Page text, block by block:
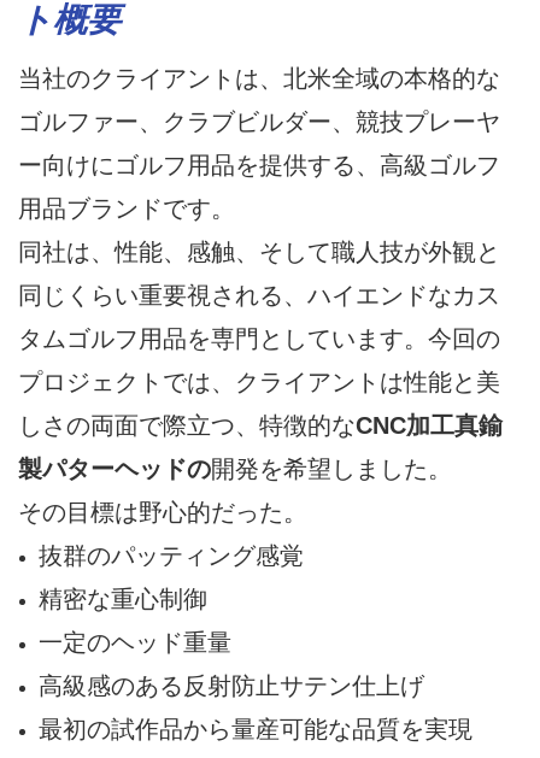
ト概要
当社のクライアントは、北米全域の本格的な
ゴルファー、クラブビルダー、競技プレーヤ
ー向けにゴルフ用品を提供する、高級ゴルフ
用品ブランドです。
同社は、性能、感触、そして職人技が外観と
同じくらい重要視される、ハイエンドなカス
タムゴルフ用品を専門としています。今回の
プロジェクトでは、クライアントは性能と美
しさの両面で際立つ、特徴的なCNC加工真鍮
製パターヘッドの開発を希望しました。
その目標は野心的だった。
抜群のパッティング感覚
精密な重心制御
一定のヘッド重量
高級感のある反射防止サテン仕上げ
最初の試作品から量産可能な品質を実現